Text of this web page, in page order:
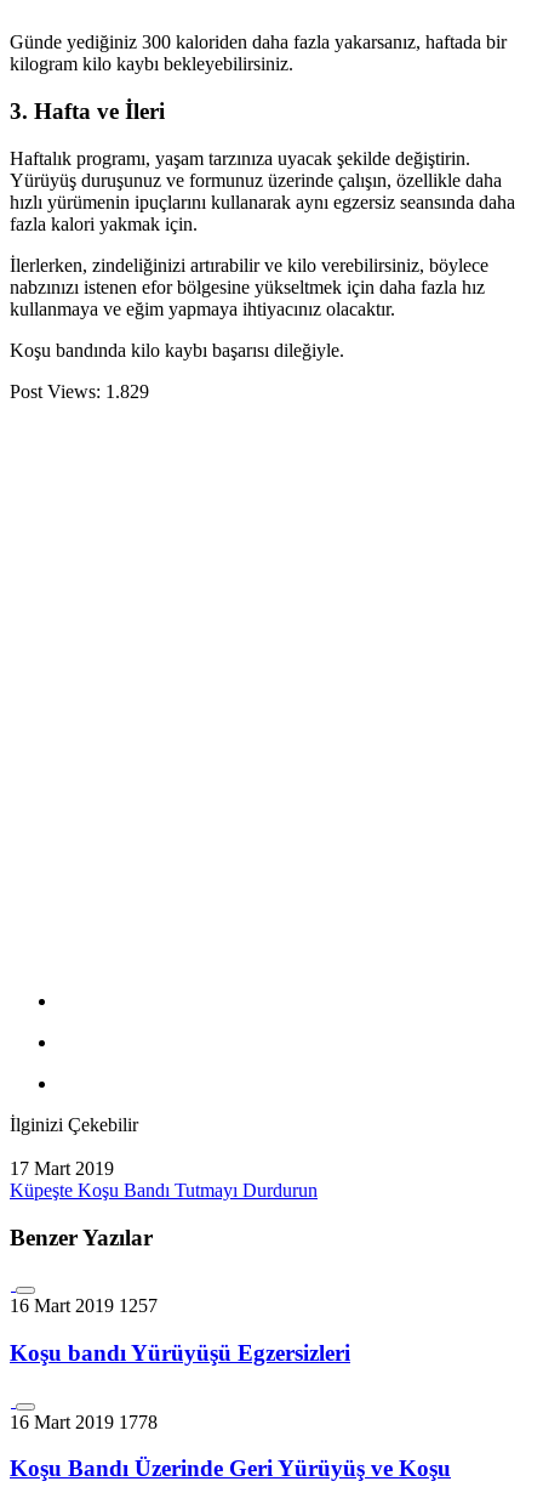
Günde yediğiniz 300 kaloriden daha fazla yakarsanız, haftada bir
kilogram kilo kaybı bekleyebilirsiniz.
3. Hafta ve İleri
Haftalık programı, yaşam tarzınıza uyacak şekilde değiştirin.
Yürüyüş duruşunuz ve formunuz üzerinde çalışın, özellikle daha
hızlı yürümenin ipuçlarını kullanarak aynı egzersiz seansında daha
fazla kalori yakmak için.
İlerlerken, zindeliğinizi artırabilir ve kilo verebilirsiniz, böylece
nabzınızı istenen efor bölgesine yükseltmek için daha fazla hız
kullanmaya ve eğim yapmaya ihtiyacınız olacaktır.
Koşu bandında kilo kaybı başarısı dileğiyle.
Post Views: 1.829
İlginizi Çekebilir
17 Mart 2019
Küpeşte Koşu Bandı Tutmayı Durdurun
Benzer Yazılar
16 Mart 2019 1257
Koşu bandı Yürüyüşü Egzersizleri
16 Mart 2019 1778
Koşu Bandı Üzerinde Geri Yürüyüş ve Koşu